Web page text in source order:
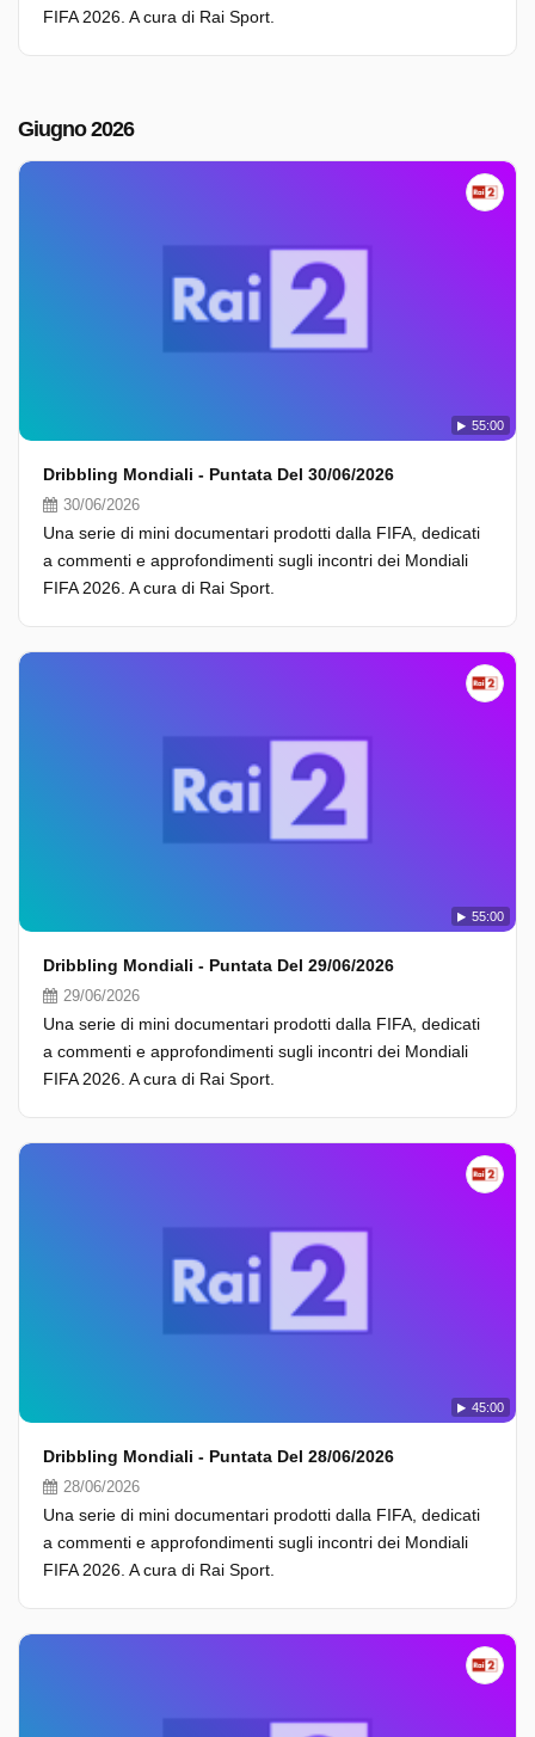
FIFA 2026. A cura di Rai Sport.
Giugno 2026
55:00
Dribbling Mondiali - Puntata Del 30/06/2026
30/06/2026
Una serie di mini documentari prodotti dalla FIFA, dedicati
a commenti e approfondimenti sugli incontri dei Mondiali
FIFA 2026. A cura di Rai Sport.
55:00
Dribbling Mondiali - Puntata Del 29/06/2026
29/06/2026
Una serie di mini documentari prodotti dalla FIFA, dedicati
a commenti e approfondimenti sugli incontri dei Mondiali
FIFA 2026. A cura di Rai Sport.
45:00
Dribbling Mondiali - Puntata Del 28/06/2026
28/06/2026
Una serie di mini documentari prodotti dalla FIFA, dedicati
a commenti e approfondimenti sugli incontri dei Mondiali
FIFA 2026. A cura di Rai Sport.